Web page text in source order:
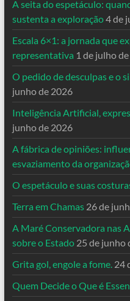
A seita do espetáculo:
sustenta a exploração4 de
Escala 6×1: a jornada que
representativa 1 de julho
O pedido de desculpas e o
junho de 2026
Inteligência Artificial,
junho de 2026
A fábrica de opiniões:
esvaziamento da
O espetáculo e suas
Terra em Chamas 26 de
A Maré Conservadora nas
sobre o Estado 25 de junho
Grita gol, engole a fome. 24
Quem Decide o Que é